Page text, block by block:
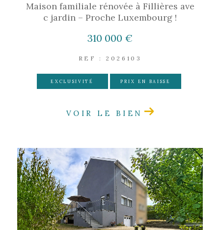
Maison familiale rénovée à Fillières ave
c jardin – Proche Luxembourg !
310 000 €
REF : 2026103
EXCLUSIVITÉ PRIX EN BAISSE
VOIR LE BIEN